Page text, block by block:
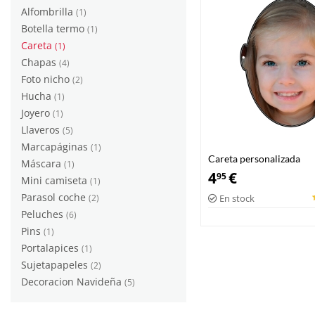
Alfombrilla (1)
Botella termo (1)
Careta (1)
Chapas (4)
Foto nicho (2)
Hucha (1)
Joyero (1)
Llaveros (5)
Marcapáginas (1)
Máscara (1)
Mini camiseta (1)
Parasol coche (2)
Peluches (6)
Pins (1)
Portalapices (1)
Sujetapapeles (2)
Decoracion Navideña (5)
Careta personalizada
495€
En stock